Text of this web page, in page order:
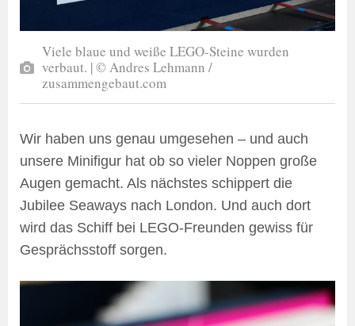
Viele blaue und weiße LEGO-Steine wurden
verbaut. | © Andres Lehmann /
zusammengebaut.com
Wir haben uns genau umgesehen – und auch
unsere Minifigur hat ob so vieler Noppen große
Augen gemacht. Als nächstes schippert die
Jubilee Seaways nach London. Und auch dort
wird das Schiff bei LEGO-Freunden gewiss für
Gesprächsstoff sorgen.